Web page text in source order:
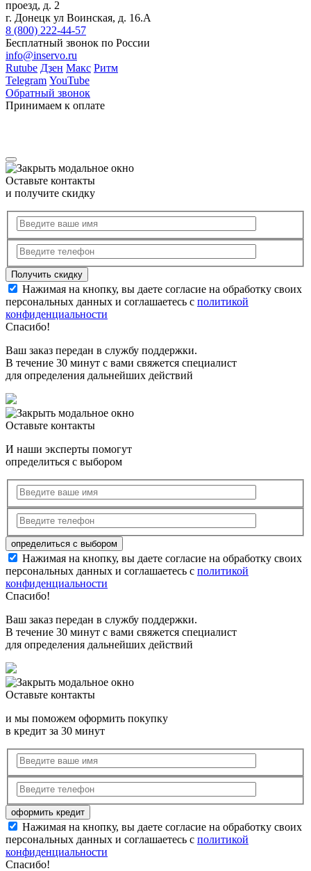
проезд, д. 2
г. Донецк ул Воинская, д. 16.А
8 (800) 222-44-57
Бесплатный звонок по России
info@inservo.ru
Rutube Дзен Макс Ритм
Telegram YouTube
Обратный звонок
Принимаем к оплате
Оставьте контакты
и получите скидку
Нажимая на кнопку, вы даете согласие на обработку своих
персональных данных и соглашаетесь с политикой
конфиденциальности
Спасибо!
Ваш заказ передан в службу поддержки.
В течение 30 минут с вами свяжется специалист
для определения дальнейших действий
Оставьте контакты
И наши эксперты помогут
определиться с выбором
Нажимая на кнопку, вы даете согласие на обработку своих
персональных данных и соглашаетесь с политикой
конфиденциальности
Спасибо!
Ваш заказ передан в службу поддержки.
В течение 30 минут с вами свяжется специалист
для определения дальнейших действий
Оставьте контакты
и мы поможем оформить покупку
в кредит за 30 минут
Нажимая на кнопку, вы даете согласие на обработку своих
персональных данных и соглашаетесь с политикой
конфиденциальности
Спасибо!